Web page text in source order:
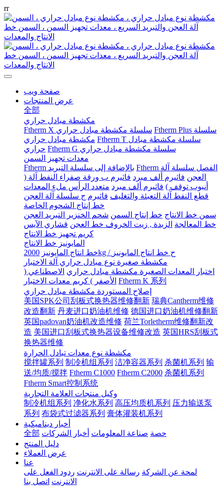
rr
صفحة ويب
عرض المنتجات
全部
مكشطة مبادل حراري
Ftherm X سلسلة مكشطة مبادل حراري Ftherm Plus سلسلة
مكشطة مبادل حراري Ftherm T سلسلة مكشطة مبادل
حراري
Ftherm G سلسلة مكشطة مبادل حراري
معدات تجهيز السمن
Ftherm بالإضافة إلى سلسلة التبريد Ftherm الفصل سلسلة آلة
العجن فاثيرم ألف مبرد فاثيرم ب ورقة صفراء النفط آلة (
أنبوب توقف ) فاثيرم ألف مبرد متعدد الرأس ملء المعدات
قطع النفط آلة التعبئة والتغليف فاثيرم ج سلسلة آلة العجن
خط إنتاج الشحوم الخاصة
سمن خط الانتاج خط إنتاج السمن شحم الخنزير التبريد العجن
خط المعالجة الزبدة , زيت الخروف خط العجن قشاري الآيس
كريم تجهيز خط الانتاج
المايونيز خط الانتاج
خط انتاج المايونيز
2000kg / ح خط انتاج المايونيز
مكشطة صغيرة نوع مبادل حراري آلة الاختبار
اختبار المعدات الصغيرة مكشطة مبادل حراري الاصطناعي (
الأصفر ) كريم معدات الاختبار Ftherm K 系列
إصلاح المستوردة مكشطة مبادل حراري
美国SPK公司刮板式换热器维修翻新 瑞典Cantherm维修
改造翻新 丹麦进口奶油机维修 德国进口奶油机维修翻新
英国padovan奶油机改造维修 荷兰Torletherm维修翻新改
造 美国进口刮板式换热器设备维修改造 英国HRS刮板式
换热器维修
مكشطة نوع معدات تبادل الحرارة
搅拌罐系列 制冷机组系列 洁净容器系列 杀菌机系列 输
送/均质/搅拌 Ftherm C1000 Ftherm C2000 杀菌机系列
Ftherm Smart控制系统
وكيل منتجات العلامة التجارية
制冷机组系列 净化水系列 高压均质机系列 压力输送泵
系列 布袋式过滤器系列 膏体灌装机系列
أخبار ديناميكية
全部
حصة صناعة المعلومات أخبار الشركات
دليل المنتج
عرض العملاء
عنا
لمحة عن الشركة رسالة على الانترنت ردود الفعل على
الانترنت اتصل بنا